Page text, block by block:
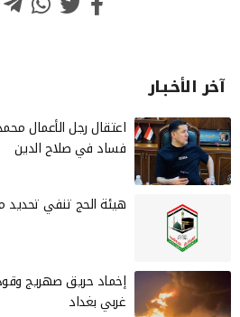
آخر الأخـبـار
‏اعتقال رجل الأعمال
فساد في صلاح الدين
هيئة الحج تنفي تحديد
إخماد حريق صهريج
غربي بغداد